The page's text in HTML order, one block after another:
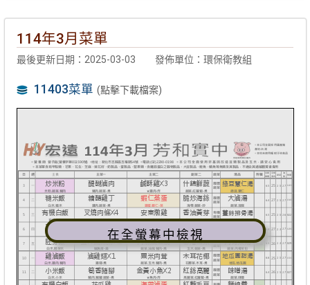
114年3月菜單
最後更新日期：2025-03-03 發佈單位：環保衛教組
11403菜單 (點擊下載檔案)
在全螢幕中檢視